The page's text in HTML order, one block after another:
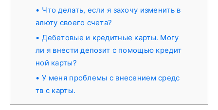
Что делать, если я захочу изменить в
алюту своего счета?
Дебетовые и кредитные карты. Могу
ли я внести депозит с помощью кредит
ной карты?
У меня проблемы с внесением средс
тв с карты.